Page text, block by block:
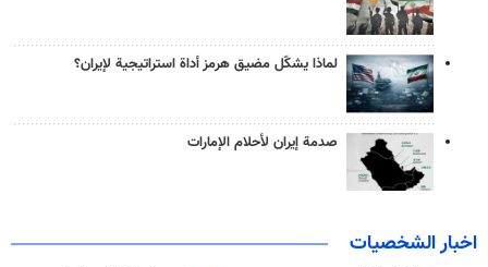
لماذا يشكّل مضيق هرمز أداة استراتيجية لإيران؟
صدمة إيران لأحلام الإمارات
اخبار الشخصيات